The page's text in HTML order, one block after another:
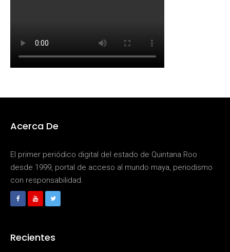
Acerca De
El primer periódico digital del estado de Quintana Roo
desde 1999, portal de acceso al mundo maya, periodismo
con responsabilidad.
Recientes